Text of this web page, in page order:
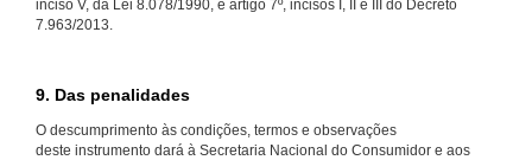
inciso V, da Lei 8.078/1990, e artigo 7º, incisos I, II e III do Decreto
7.963/2013.
9. Das penalidades
O descumprimento às condições, termos e observações
deste instrumento dará à Secretaria Nacional do Consumidor e aos